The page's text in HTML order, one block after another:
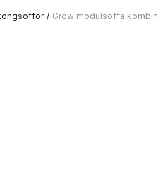
/ Grow modulsoffa